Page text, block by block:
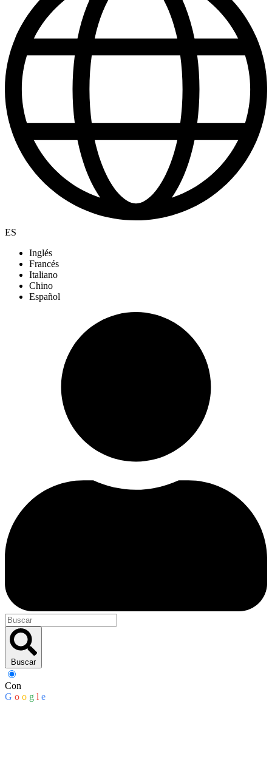
ES
Inglés
Francés
Italiano
Chino
Español
Buscar
Con
G o o g l e